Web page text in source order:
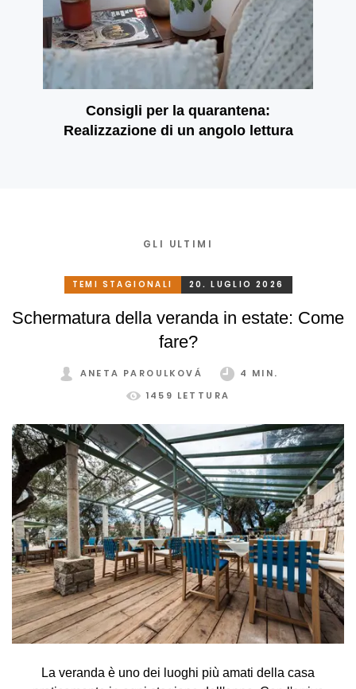
Consigli per la quarantena:
Realizzazione di un angolo lettura
GLI ULTIMI
TEMI STAGIONALI 20. LUGLIO 2026
Schermatura della veranda in estate: Come
fare?
ANETA PAROULKOVÁ
4 MIN.
1459 LETTURA
La veranda è uno dei luoghi più amati della casa